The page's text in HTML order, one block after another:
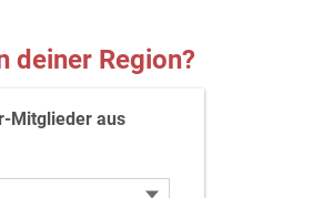
deiner Region?
Mitglieder aus